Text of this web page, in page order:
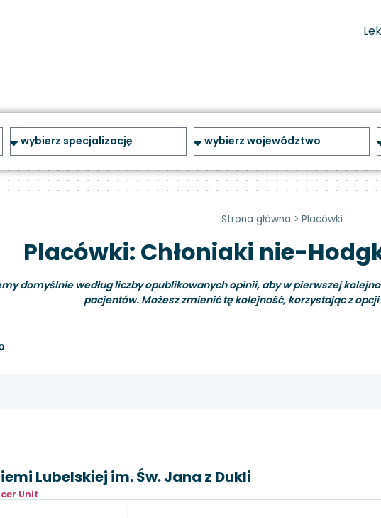
Strona główna > Placówki
Placówki: Chłoniaki nie-
domyślnie według liczby opublikowanych opinii, aby w pierwszej
pacjentów. Możesz zmienić tę kolejność, korzystając z
Lubelskiej im. Św. Jana z Dukli
Unit